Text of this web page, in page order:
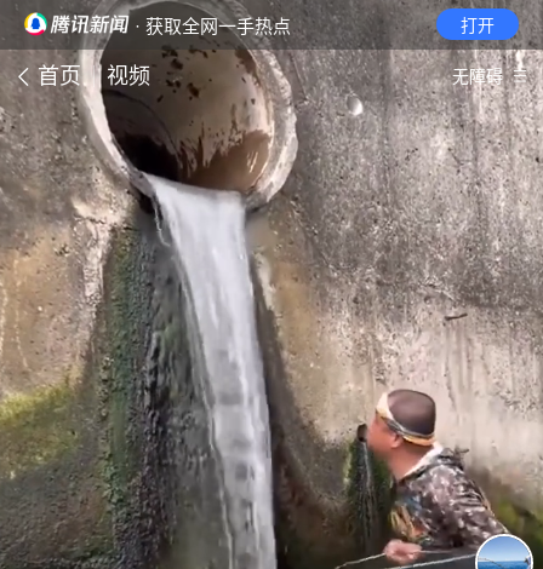
· 获取全网一手热点 打开
首页 视频 无障碍